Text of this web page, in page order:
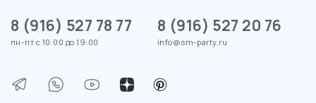
8 (916) 527 78 77
пн-пт с 10:00 до 19:00
8 (916) 527 20 76
info@sm-party.ru